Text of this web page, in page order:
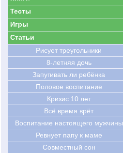
Тесты
Игры
Статьи
Рисует треугольники
8-летняя дочь
Запугивать ли ребёнка
Половое воспитание
Кризис 10 лет
Всё время врёт
Воспитание настоящего мужчины
Ревнует папу к маме
Совместный сон